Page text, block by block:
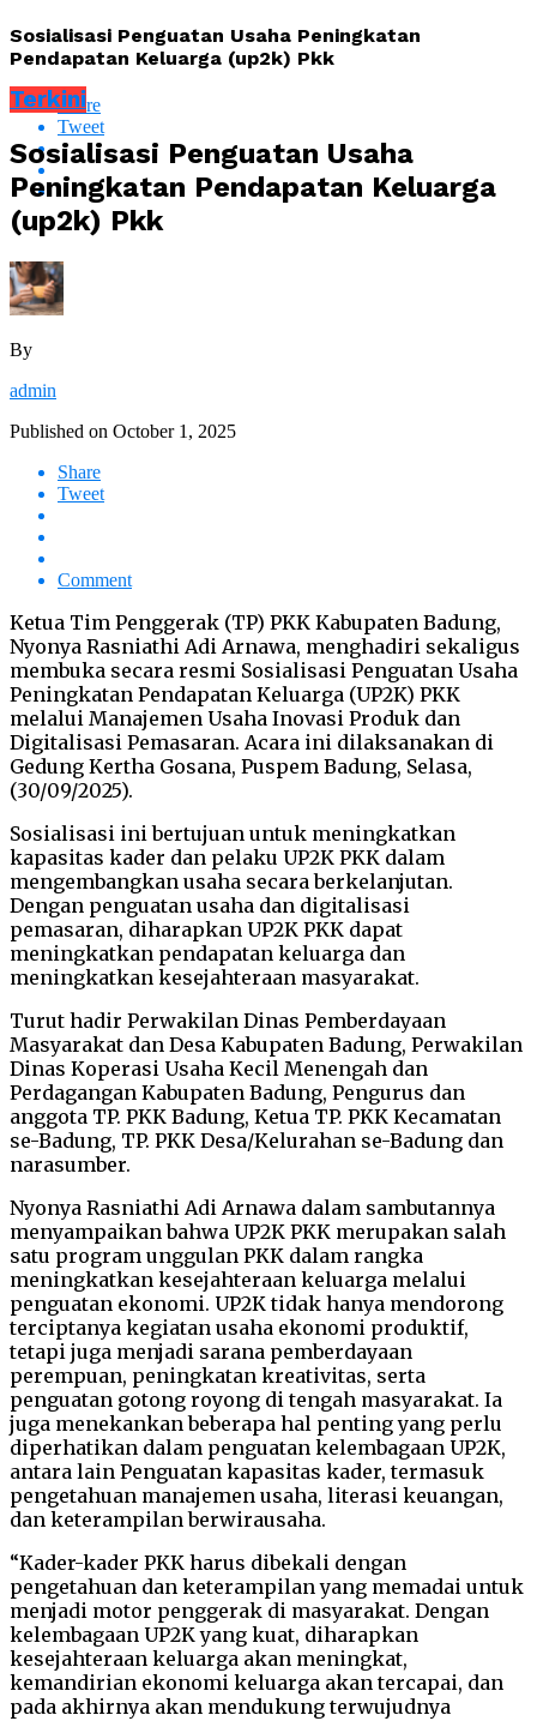
Sosialisasi Penguatan Usaha Peningkatan
Pendapatan Keluarga (up2k) Pkk
Share
Tweet
Terkini
Sosialisasi Penguatan Usaha
Peningkatan Pendapatan Keluarga
(up2k) Pkk
By
admin
Published on October 1, 2025
Share
Tweet
Comment
Ketua Tim Penggerak (TP) PKK Kabupaten Badung,
Nyonya Rasniathi Adi Arnawa, menghadiri sekaligus
membuka secara resmi Sosialisasi Penguatan Usaha
Peningkatan Pendapatan Keluarga (UP2K) PKK
melalui Manajemen Usaha Inovasi Produk dan
Digitalisasi Pemasaran. Acara ini dilaksanakan di
Gedung Kertha Gosana, Puspem Badung, Selasa,
(30/09/2025).
Sosialisasi ini bertujuan untuk meningkatkan
kapasitas kader dan pelaku UP2K PKK dalam
mengembangkan usaha secara berkelanjutan.
Dengan penguatan usaha dan digitalisasi
pemasaran, diharapkan UP2K PKK dapat
meningkatkan pendapatan keluarga dan
meningkatkan kesejahteraan masyarakat.
Turut hadir Perwakilan Dinas Pemberdayaan
Masyarakat dan Desa Kabupaten Badung, Perwakilan
Dinas Koperasi Usaha Kecil Menengah dan
Perdagangan Kabupaten Badung, Pengurus dan
anggota TP. PKK Badung, Ketua TP. PKK Kecamatan
se-Badung, TP. PKK Desa/Kelurahan se-Badung dan
narasumber.
Nyonya Rasniathi Adi Arnawa dalam sambutannya
menyampaikan bahwa UP2K PKK merupakan salah
satu program unggulan PKK dalam rangka
meningkatkan kesejahteraan keluarga melalui
penguatan ekonomi. UP2K tidak hanya mendorong
terciptanya kegiatan usaha ekonomi produktif,
tetapi juga menjadi sarana pemberdayaan
perempuan, peningkatan kreativitas, serta
penguatan gotong royong di tengah masyarakat. Ia
juga menekankan beberapa hal penting yang perlu
diperhatikan dalam penguatan kelembagaan UP2K,
antara lain Penguatan kapasitas kader, termasuk
pengetahuan manajemen usaha, literasi keuangan,
dan keterampilan berwirausaha.
“Kader-kader PKK harus dibekali dengan
pengetahuan dan keterampilan yang memadai untuk
menjadi motor penggerak di masyarakat. Dengan
kelembagaan UP2K yang kuat, diharapkan
kesejahteraan keluarga akan meningkat,
kemandirian ekonomi keluarga akan tercapai, dan
pada akhirnya akan mendukung terwujudnya